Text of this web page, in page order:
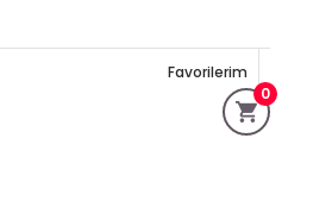
0
Favorilerim